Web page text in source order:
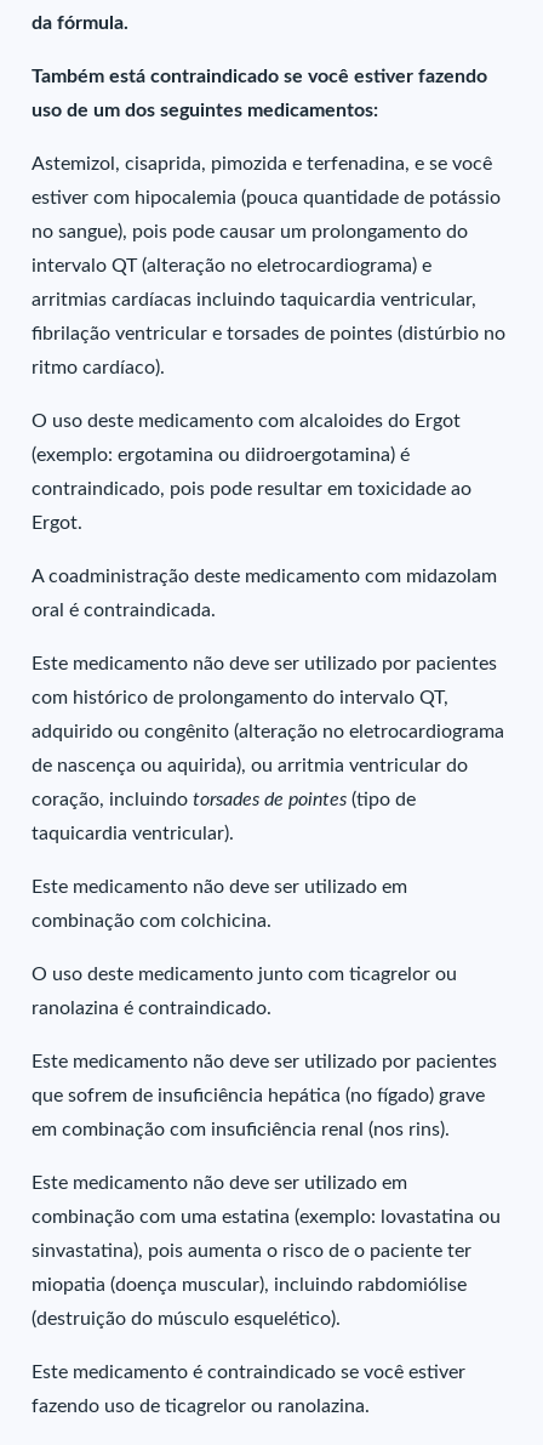
da fórmula.
Também está contraindicado se você estiver fazendo
uso de um dos seguintes medicamentos:
Astemizol, cisaprida, pimozida e terfenadina, e se você
estiver com hipocalemia (pouca quantidade de potássio
no sangue), pois pode causar um prolongamento do
intervalo QT (alteração no eletrocardiograma) e
arritmias cardíacas incluindo taquicardia ventricular,
fibrilação ventricular e torsades de pointes (distúrbio no
ritmo cardíaco).
O uso deste medicamento com alcaloides do Ergot
(exemplo: ergotamina ou diidroergotamina) é
contraindicado, pois pode resultar em toxicidade ao
Ergot.
A coadministração deste medicamento com midazolam
oral é contraindicada.
Este medicamento não deve ser utilizado por pacientes
com histórico de prolongamento do intervalo QT,
adquirido ou congênito (alteração no eletrocardiograma
de nascença ou aquirida), ou arritmia ventricular do
coração, incluindotorsades de pointes (tipo de
taquicardia ventricular).
Este medicamento não deve ser utilizado em
combinação com colchicina.
O uso deste medicamento junto com ticagrelor ou
ranolazina é contraindicado.
Este medicamento não deve ser utilizado por pacientes
que sofrem de insuficiência hepática (no fígado) grave
em combinação com insuficiência renal (nos rins).
Este medicamento não deve ser utilizado em
combinação com uma estatina (exemplo: lovastatina ou
sinvastatina), pois aumenta o risco de o paciente ter
miopatia (doença muscular), incluindo rabdomiólise
(destruição do músculo esquelético).
Este medicamento é contraindicado se você estiver
fazendo uso de ticagrelor ou ranolazina.